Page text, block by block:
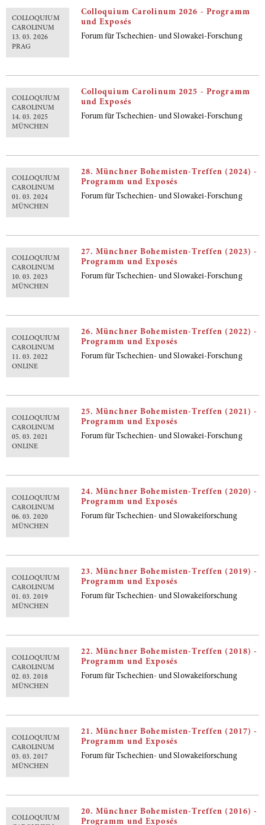
COLLOQUIUM
CAROLINUM
13. 03. 2026
PRAG
Colloquium Carolinum 2026 - Programm
und Exposés
Forum für Tschechien- und Slowakei-Forschung
COLLOQUIUM
CAROLINUM
14. 03. 2025
MÜNCHEN
Colloquium Carolinum 2025 - Programm
und Exposés
Forum für Tschechien- und Slowakei-Forschung
COLLOQUIUM
CAROLINUM
01. 03. 2024
MÜNCHEN
28. Münchner Bohemisten-Treffen (2024) -
Programm und Exposés
Forum für Tschechien- und Slowakei-Forschung
COLLOQUIUM
CAROLINUM
10. 03. 2023
MÜNCHEN
27. Münchner Bohemisten-Treffen (2023) -
Programm und Exposés
Forum für Tschechien- und Slowakei-Forschung
COLLOQUIUM
CAROLINUM
11. 03. 2022
ONLINE
26. Münchner Bohemisten-Treffen (2022) -
Programm und Exposés
Forum für Tschechien- und Slowakei-Forschung
COLLOQUIUM
CAROLINUM
05. 03. 2021
ONLINE
25. Münchner Bohemisten-Treffen (2021) -
Programm und Exposés
Forum für Tschechien- und Slowakei-Forschung
COLLOQUIUM
CAROLINUM
06. 03. 2020
MÜNCHEN
24. Münchner Bohemisten-Treffen (2020) -
Programm und Exposés
Forum für Tschechien- und Slowakeiforschung
COLLOQUIUM
CAROLINUM
01. 03. 2019
MÜNCHEN
23. Münchner Bohemisten-Treffen (2019) -
Programm und Exposés
Forum für Tschechien- und Slowakeiforschung
COLLOQUIUM
CAROLINUM
02. 03. 2018
MÜNCHEN
22. Münchner Bohemisten-Treffen (2018) -
Programm und Exposés
Forum für Tschechien- und Slowakeiforschung
COLLOQUIUM
CAROLINUM
03. 03. 2017
MÜNCHEN
21. Münchner Bohemisten-Treffen (2017) -
Programm und Exposés
Forum für Tschechien- und Slowakeiforschung
COLLOQUIUM
20. Münchner Bohemisten-Treffen (2016) -
Programm und Exposés